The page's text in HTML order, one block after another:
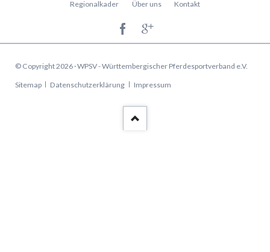
Regionalkader Über uns Kontakt
© Copyright 2026 · WPSV - Württembergischer Pferdesportverband e.V.
Navigation
Sitemap Datenschutzerklärung Impressum